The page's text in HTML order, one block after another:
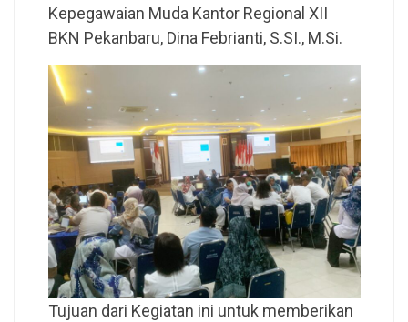
Kepegawaian Muda Kantor Regional XII
BKN Pekanbaru, Dina Febrianti, S.SI., M.Si.
Tujuan dari Kegiatan ini untuk memberikan